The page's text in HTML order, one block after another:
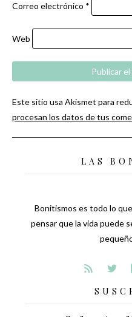
Correo electrónico *
Web
Este sitio usa Akismet para
procesan los datos de tus
LAS
Bonitismos es todo lo
pensar que la vida puede